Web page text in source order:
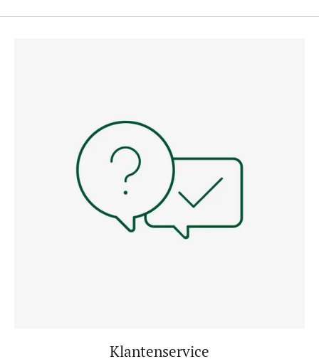
Klantenservice